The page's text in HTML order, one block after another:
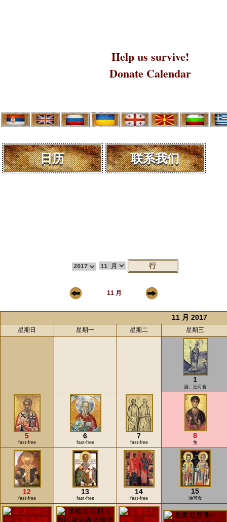
Help us survive!
Donate Calendar
日历 联系我们
11 月
11 月 2017
星期日 星期一 星期二 星期三
1
酒、油可食
5
fast-free
6
fast-free
7
fast-free
8
鱼
12
fast-free
13
fast-free
14
fast-free
15
油可食